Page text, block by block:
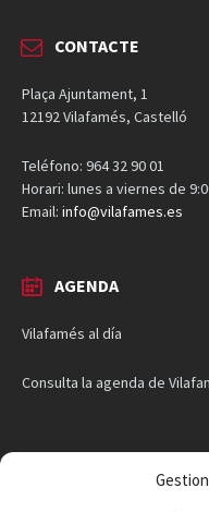
CONTACTE
Plaça Ajuntament, 1
12192 Vilafamés, Castelló
Teléfono: 964 32 90 01
Horari: lunes a viernes de
Email: info@vilafames.es
AGENDA
Vilafamés al día
Consulta la agenda de